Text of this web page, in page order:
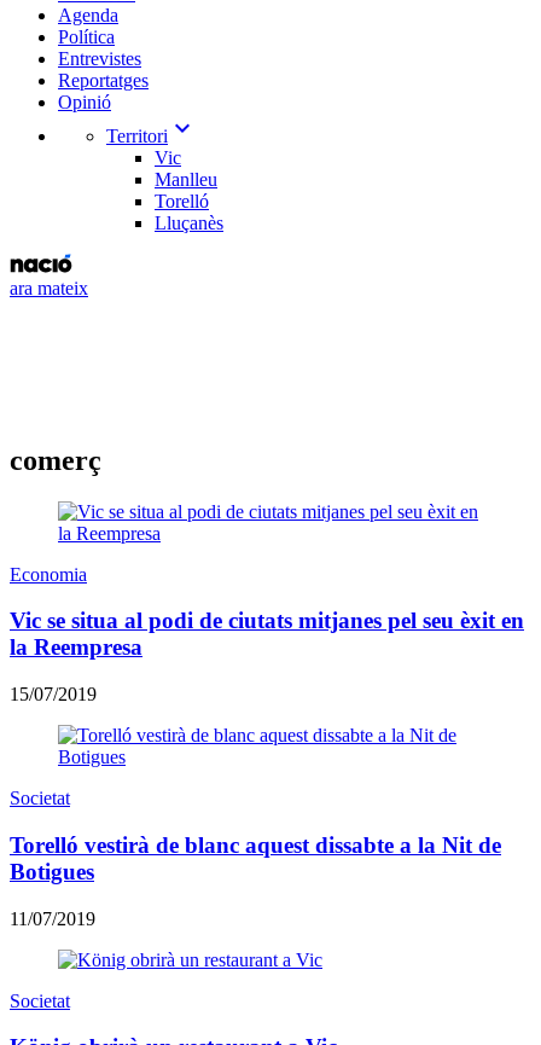
Agenda
Política
Entrevistes
Reportatges
Opinió
Territori expand_more
Vic
Manlleu
Torelló
Lluçanès
ara mateix
comerç
Economia
Vic se situa al podi de ciutats mitjanes pel seu èxit en
la Reempresa
15/07/2019
Societat
Torelló vestirà de blanc aquest dissabte a la Nit de
Botigues
11/07/2019
Societat